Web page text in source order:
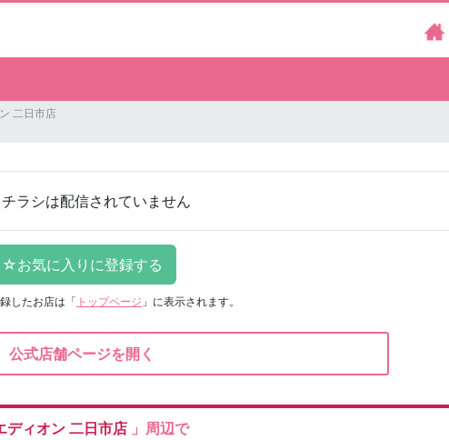
二日市店
ラシは配信されていません
したお店は 「 トップページ 」に表示されます。
公式店舗ページを開く
ディオン二日市店 」周辺で